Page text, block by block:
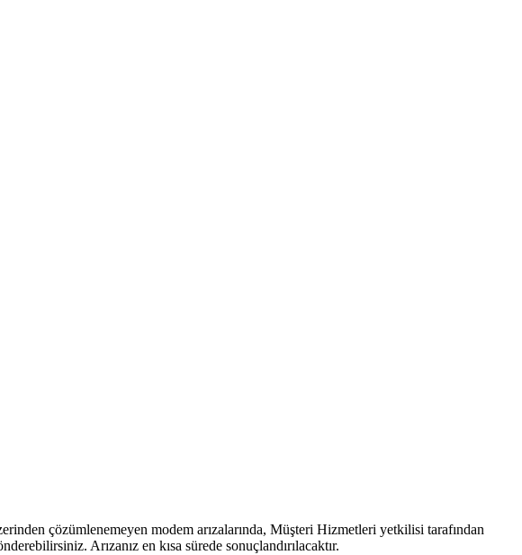
çözümlenemeyen modem arızalarında, Müşteri Hizmetleri yetkilisi tarafından
Arızanız en kısa sürede sonuçlandırılacaktır.